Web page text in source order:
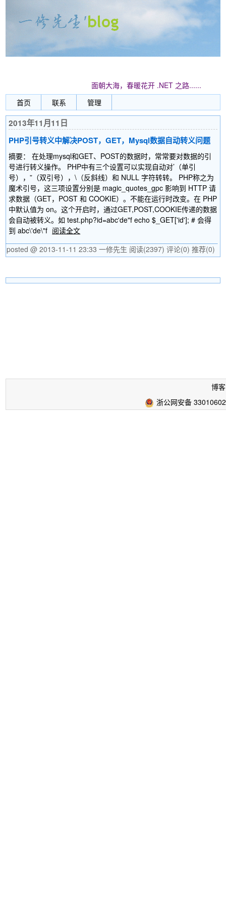
面朝大海，春暖花开 .NET 之路......
首页
联系 管理
2013年11月11日
PHP引号转义中解决POST，GET，Mysql数据自动转义问题
摘要： 在处理mysql和GET、POST的数据时，常常要对数据的引
号进行转义操作。 PHP中有三个设置可以实现自动对’（单引
号），”（双引号），\（反斜线）和 NULL 字符转转。 PHP称之为
魔术引号，这三项设置分别是 magic_quotes_gpc 影响到 HTTP 请
求数据（GET，POST 和 COOKIE）。不能在运行时改变。在 PHP
中默认值为 on。这个开启时，通过GET,POST,COOKIE传递的数据
会自动被转义。如 test.php?id=abc'de"f echo $_GET['id']; # 会得
到 abc\'de\"f 阅读全文
posted @ 2013-11-11 23:33 一修先生 阅读(2397) 评论(0) 推荐(0)
博
浙公网安备